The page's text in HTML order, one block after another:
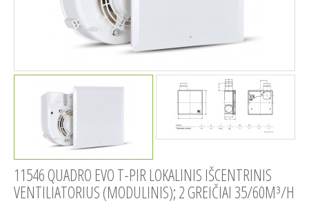
11546 QUADRO EVO T-PIR LOKALINIS IŠCENTRINIS
VENTILIATORIUS (MODULINIS); 2 GREIČIAI 35/60M³/H